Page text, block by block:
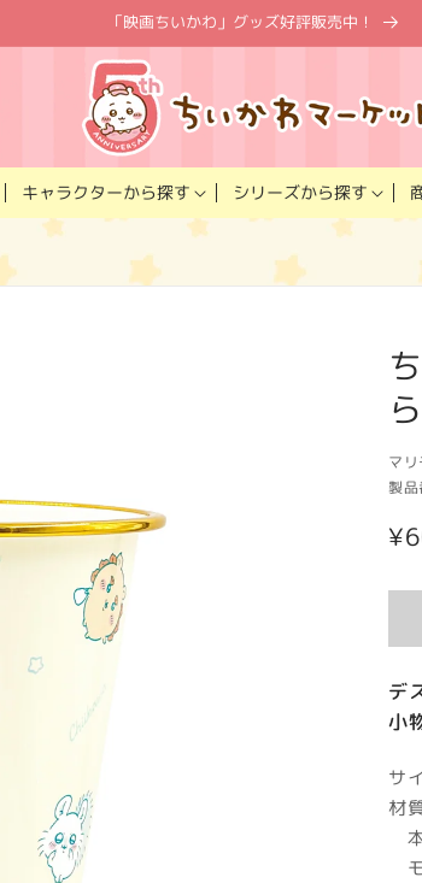
「映画ちいかわ」グッズ好評販売中！
キャラクターから探す シリーズから探す
マ
製
通
格
デ
小
サ
材